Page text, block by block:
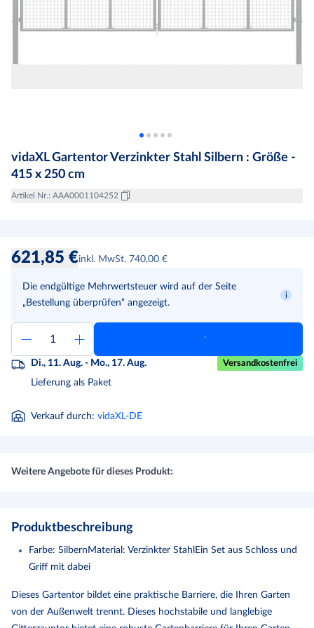
vidaXL Gartentor Verzinkter Stahl Silbern : Größe -
415 x 250 cm
Artikel Nr.: AAA0001104252
621,85 €inkl. MwSt. 740,00 €
Die endgültige Mehrwertsteuer wird auf der Seite
„Bestellung überprüfen“ angezeigt.
Di., 11. Aug. - Mo., 17. Aug. Versandkostenfrei
Lieferung als Paket
Verkauf durch: vidaXL-DE
Weitere Angebote für dieses Produkt:
Produktbeschreibung
Farbe: SilbernMaterial: Verzinkter StahlEin Set aus Schloss und
Griff mit dabei
Dieses Gartentor bildet eine praktische Barriere, die Ihren Garten
von der Außenwelt trennt. Dieses hochstabile und langlebige